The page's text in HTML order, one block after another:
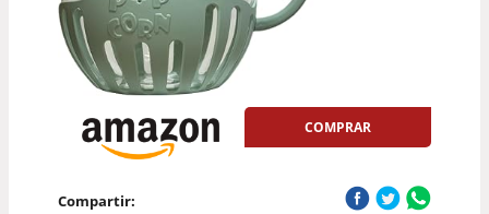
COMPRAR
Compartir: